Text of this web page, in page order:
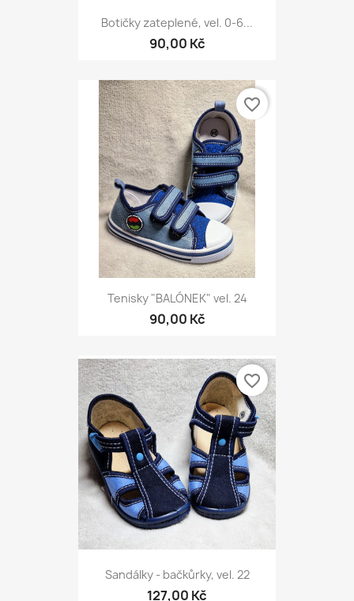
Botičky zateplené, vel. 0-6...
90,00 Kč
Tenisky "BALÓNEK" vel. 24
90,00 Kč
favorite_border
Sandálky - bačkůrky, vel. 22
127,00 Kč
favorite_border